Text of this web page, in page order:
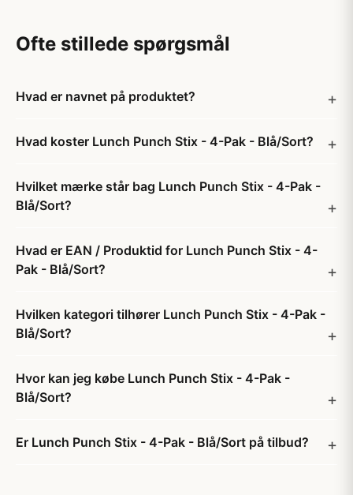
Ofte stillede spørgsmål
Hvad er navnet på produktet?
Hvad koster Lunch Punch Stix - 4-Pak - Blå/Sort?
Hvilket mærke står bag Lunch Punch Stix - 4-Pak -
Blå/Sort?
Hvad er EAN / Produktid for Lunch Punch Stix - 4-
Pak - Blå/Sort?
Hvilken kategori tilhører Lunch Punch Stix - 4-Pak -
Blå/Sort?
Hvor kan jeg købe Lunch Punch Stix - 4-Pak -
Blå/Sort?
Er Lunch Punch Stix - 4-Pak - Blå/Sort på tilbud?